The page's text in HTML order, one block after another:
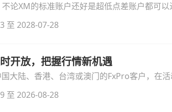
论XM的标准账户还好是超低点差账户都可以
至 2028-07-28
开放，把握行情新机遇
大陆、香港、台湾或澳门的FxPro客户，在
，无需额外复杂操作。
至 2026-08-28